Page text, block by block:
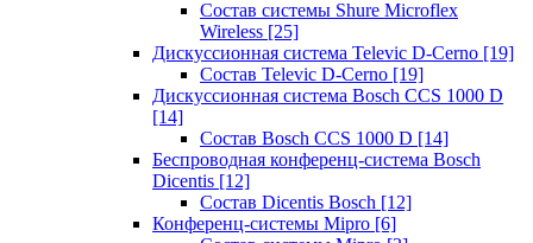
Состав системы Shure Microflex
Wireless [25]
Дискуссионная система Televic D-Cerno [19]
Состав Televic D-Cerno [19]
Дискуссионная система Bosch CCS 1000 D
[14]
Состав Bosch CCS 1000 D [14]
Беспроводная конференц-система Bosch
Dicentis [12]
Состав Dicentis Bosch [12]
Конференц-системы Mipro [6]